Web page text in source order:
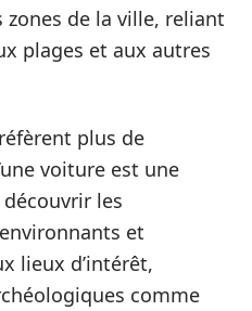
de la ville, reliant
plages et aux autres
plus de
voiture est une
les
et
lieux d’intérêt,
comme